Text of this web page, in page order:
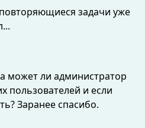
задачи уже
может ли администратор
пользователей и если
Заранее спасибо.